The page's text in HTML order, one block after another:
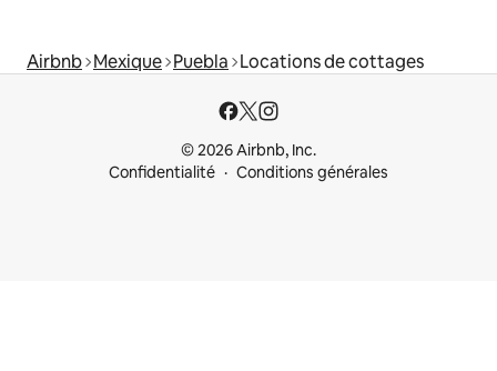
Airbnb Mexique Puebla Locations de cottages
© 2026 Airbnb, Inc.
Confidentialité
Conditions générales